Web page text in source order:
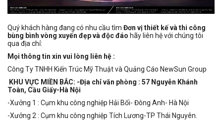
Quý khách hàng đang có nhu cầu tìm Đơn vị thiết kế và thi công
bùng bình vòng xuyến đẹp và độc đáo hãy liên hệ với chúng tôi
qua địa chỉ:
Mọi thông tin xin vui lòng liên hệ :
Công Ty TNHH Kiến Trúc Mỹ Thuật và Quảng Cáo NewSun Group
KHU VỰC MIỀN BẮC: -Địa chỉ văn phòng : 57 Nguyễn Khánh
Toàn, Cầu Giấy-Hà Nội
-Xưởng 1 : Cụm khu công nghiệp Hải Bối- Đông Anh- Hà Nội
-Xưởng 2 : Cụm khu công nghiệp Tích Lương-TP Thái Nguyên.